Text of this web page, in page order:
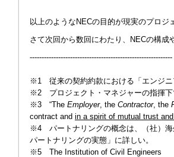
以上のようなNECの目的が現実のプロジ
さて次回から数回にわたり、NECの構成
------------------------------------------------------------
※1 従来の契約約款における「エンジニ
※2 プロジェクト・マネジャーの指揮下
※3 “The Employer, the Contractor, the
contract and in a spirit of mutual trust
※4 パートナリングの概念は、（社）海
パートナリングの実態」に詳しい。
※5 The Institution of Civil Engineers